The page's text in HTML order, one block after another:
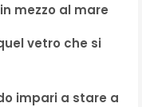
mezzo al mare
vetro che si
impari a stare a